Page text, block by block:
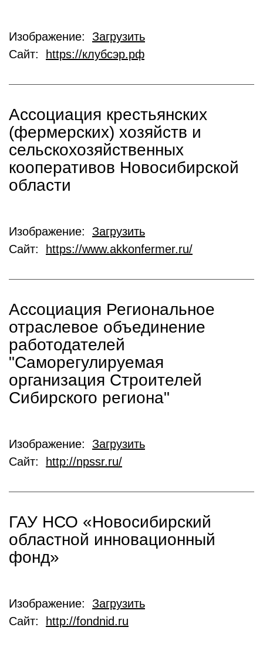
Изображение: Загрузить
Сайт:
https://клубсэр.рф
Ассоциация крестьянских
(фермерских) хозяйств и
сельскохозяйственных
кооперативов Новосибирской
области
Изображение: Загрузить
Сайт:
https://www.akkonfermer.ru/
Ассоциация Региональное
отраслевое объединение
работодателей
"Саморегулируемая
организация Строителей
Сибирского региона"
Изображение: Загрузить
Сайт:
http://npssr.ru/
ГАУ НСО «Новосибирский
областной инновационный
фонд»
Изображение: Загрузить
Сайт:
http://fondnid.ru